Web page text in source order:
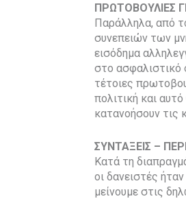
ΠΡΩΤΟΒΟΥΛΙΕΣ
Παράλληλα, από
συνεπειών των
εισόδημα
στο ασφαλιστικό
τέτοιες
πολιτική και
κατανοήσουν τις
ΣΥΝΤΑΞΕΙΣ –
Κατά τη
οι δανειστές
μείνουμε στις